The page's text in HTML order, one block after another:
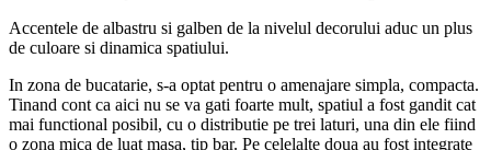
Accentele de albastru si galben de la nivelul decorului aduc un plus
de culoare si dinamica spatiului.
In zona de bucatarie, s-a optat pentru o amenajare simpla, compacta.
Tinand cont ca aici nu se va gati foarte mult, spatiul a fost gandit cat
mai functional posibil, cu o distributie pe trei laturi, una din ele fiind
o zona mica de luat masa, tip bar. Pe celelalte doua au fost integrate